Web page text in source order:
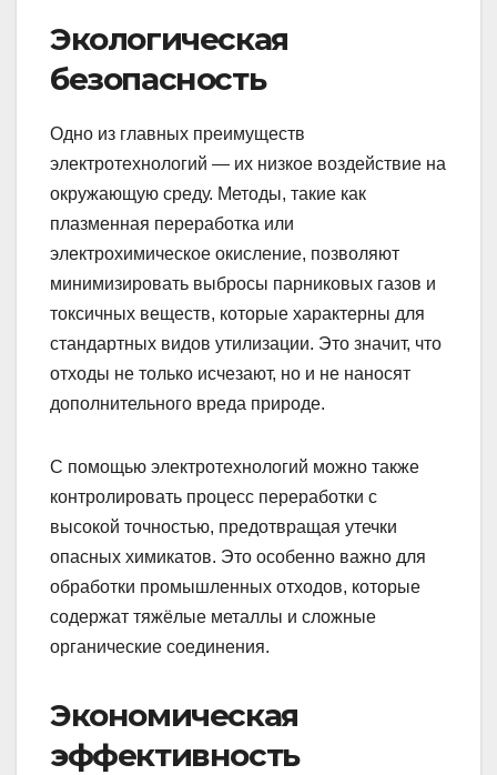
Экологическая
безопасность
Одно из главных преимуществ
электротехнологий — их низкое воздействие на
окружающую среду. Методы, такие как
плазменная переработка или
электрохимическое окисление, позволяют
минимизировать выбросы парниковых газов и
токсичных веществ, которые характерны для
стандартных видов утилизации. Это значит, что
отходы не только исчезают, но и не наносят
дополнительного вреда природе.
С помощью электротехнологий можно также
контролировать процесс переработки с
высокой точностью, предотвращая утечки
опасных химикатов. Это особенно важно для
обработки промышленных отходов, которые
содержат тяжёлые металлы и сложные
органические соединения.
Экономическая
эффективность